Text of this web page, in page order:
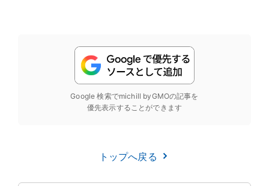
Google 検索でmichill byGMOの記事を
優先表示することができます
トップへ戻る